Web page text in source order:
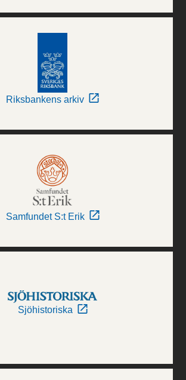
Riksbankens arkiv
Samfundet S:t Erik
Sjöhistoriska